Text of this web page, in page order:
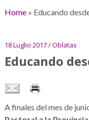
Home» Educando
18 Luglio 2017 / Oblatas
Educando
A finales del mes de